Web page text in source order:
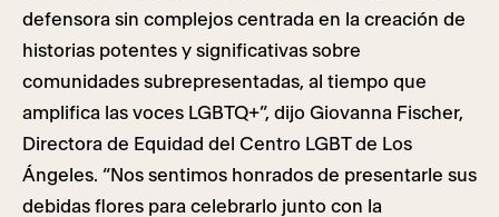
defensora sin complejos centrada en la creación de
historias potentes y significativas sobre
comunidades subrepresentadas, al tiempo que
amplifica las voces LGBTQ+”, dijo Giovanna Fischer,
Directora de Equidad del Centro LGBT de Los
Ángeles. “Nos sentimos honrados de presentarle sus
debidas flores para celebrarlo junto con la